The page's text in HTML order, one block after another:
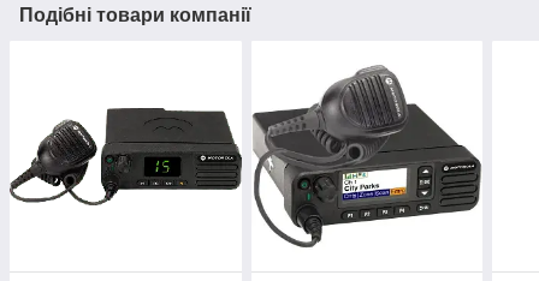
Подібні товари компанії